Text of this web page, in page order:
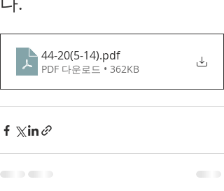
44-20(5-14).pdf
PDF 다운로드 • 362KB